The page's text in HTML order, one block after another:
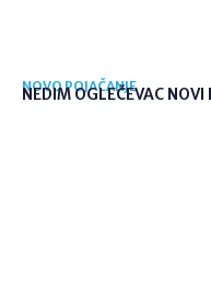
NOVO POJAČANJE
NEDIM OGLEČEVAC